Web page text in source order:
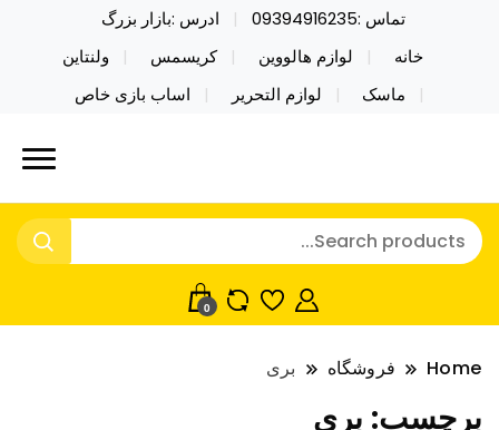
تماس :09394916235
ادرس :بازار بزرگ
خانه
لوازم هالووین کریسمس
ولنتاین
ماسک
لوازم التحریر اساب بازی خاص
نایکر توی فروش عمده لوازم هالووین
ولن تاین کادویی کریسمس اکسسوری
خرید محصولات خاص فیجت اسباب بازی تراول ماگ نایکر
توی فروش عمده لوازم هالووین ولن تاین کادویی
کریسمس اکسسوری ماسک در واردات مستقیم
0
Home فروشگاه بری
برچسب: بری